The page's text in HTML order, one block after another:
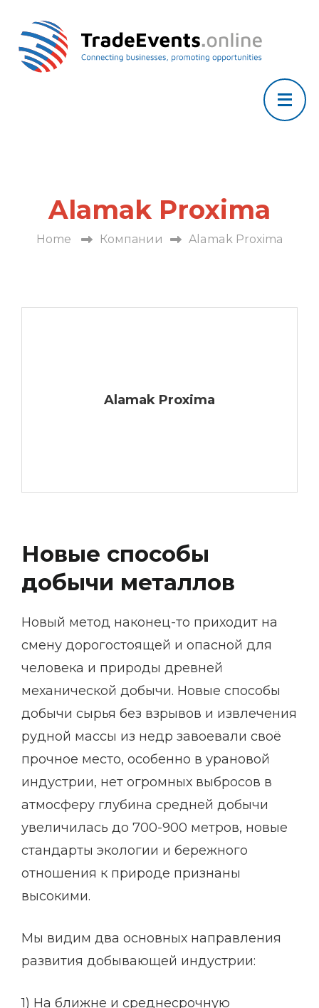
Alamak Proxima
Home Компании Alamak Proxima
Alamak Proxima
Новые способы
добычи металлов
Новый метод наконец-то приходит на
смену дорогостоящей и опасной для
человека и природы древней
механической добычи. Новые способы
добычи сырья без взрывов и извлечения
рудной массы из недр завоевали своё
прочное место, особенно в урановой
индустрии, нет огромных выбросов в
атмосферу глубина средней добычи
увеличилась до 700-900 метров, новые
стандарты экологии и бережного
отношения к природе признаны
высокими.
Мы видим два основных направления
развития добывающей индустрии:
1) На ближне и среднесрочную